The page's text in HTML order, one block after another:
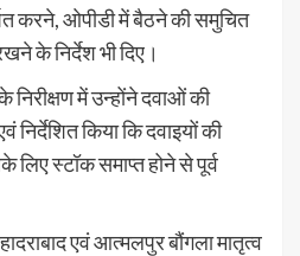
करने, ओपीडी में बैठने की समुचित
के निर्देश भी दिए।
निरीक्षण में उन्होंने दवाओं की
निर्देशित किया कि दवाइयों की
लिए स्टॉक समाप्त होने से पूर्व
एवं आत्मलपुर बौंगला मातृत्व